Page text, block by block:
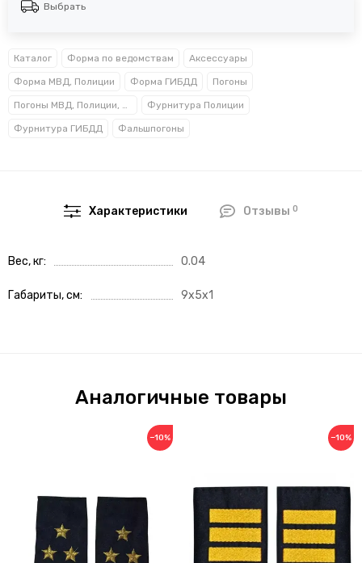
Выбрать
Каталог Форма по ведомствам Аксессуары
Форма МВД, Полиции Форма ГИБДД Погоны
Погоны МВД, Полиции, Росгвардии, Прокуратуры Фурнитура Полиции
Фурнитура ГИБДД Фальшпогоны
Характеристики Отзывы 0
Вес, кг 0.04
Габариты, см 9x5x1
Аналогичные товары
−10% −10%